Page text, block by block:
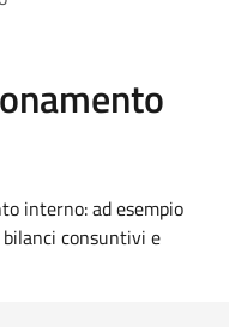
interno: ad esempio
consuntivi e